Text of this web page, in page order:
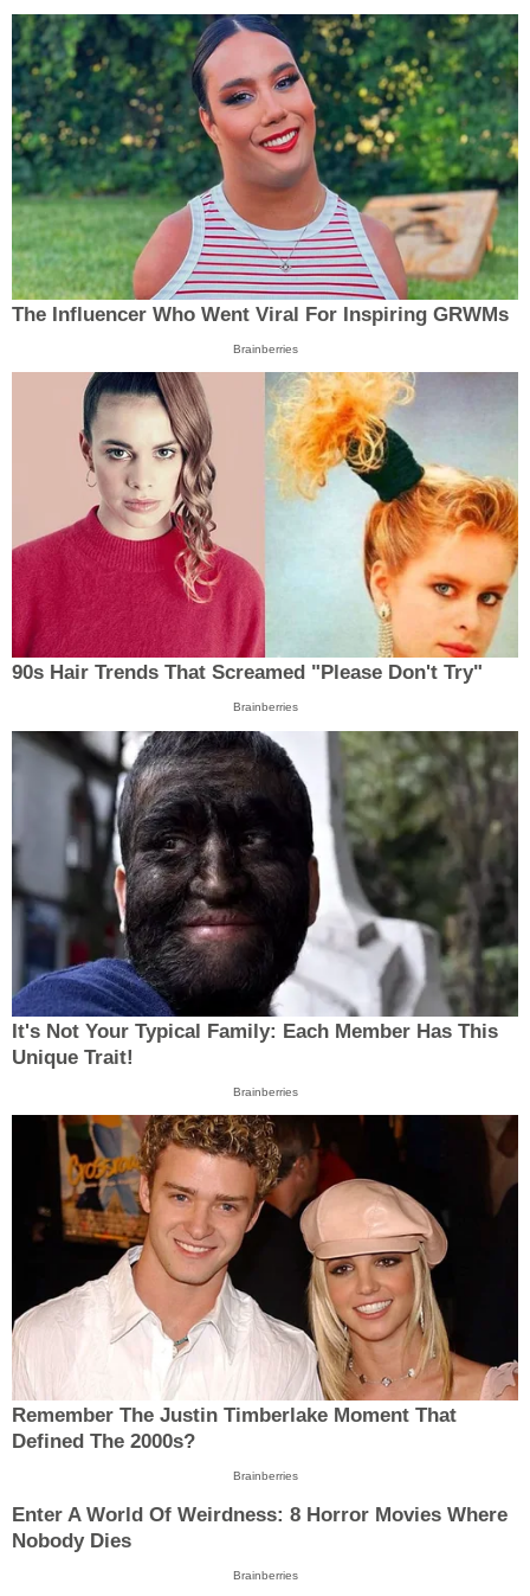
The Influencer Who Went Viral For Inspiring GRWMs
Brainberries
90s Hair Trends That Screamed "Please Don't Try"
Brainberries
It's Not Your Typical Family: Each Member Has This
Unique Trait!
Brainberries
Remember The Justin Timberlake Moment That
Defined The 2000s?
Brainberries
Enter A World Of Weirdness: 8 Horror Movies Where
Nobody Dies
Brainberries